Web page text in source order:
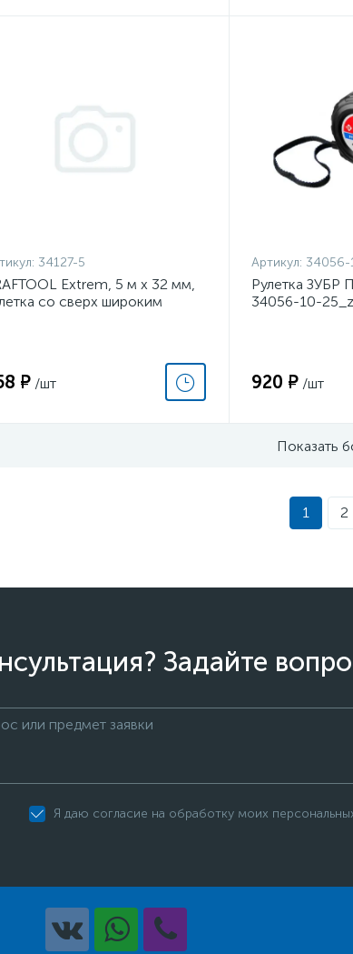
34127-5
Extrem, 5 м х 32 мм,
со сверх широким
₽ /шт
Артикул: 34056-
Рулетка ЗУБР
34056-10-
920 ₽ /шт
Показать
1 2
Задайте
Я даю согласие на обработку моих